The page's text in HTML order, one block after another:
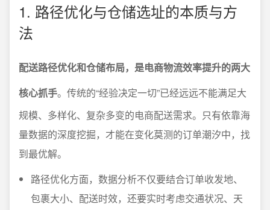
1. 路径优化与仓储选址的本质与方
法
配送路径优化和仓储布局，是电商物流效率提升的两大
核心抓手。传统的“经验决定一切”已经远远不能满足大
规模、多样化、复杂多变的电商配送需求。只有依靠海
量数据的深度挖掘，才能在变化莫测的订单潮汐中，找
到最优解。
路径优化方面，数据分析不仅要结合订单收发地、
包裹大小、配送时效，还要实时考虑交通状况、天